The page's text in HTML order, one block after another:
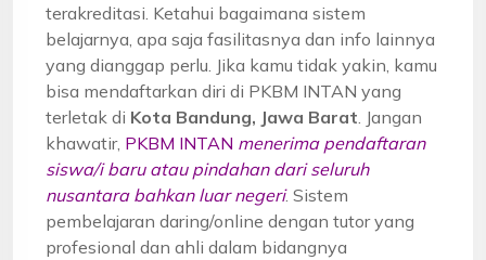
terakreditasi. Ketahui bagaimana sistem
belajarnya, apa saja fasilitasnya dan info lainnya
yang dianggap perlu. Jika kamu tidak yakin, kamu
bisa mendaftarkan diri di PKBM INTAN yang
terletak di Kota Bandung, Jawa Barat . Jangan
khawatir, PKBM INTAN menerima pendaftaran
siswa/i baru atau pindahan dari seluruh
nusantara bahkan luar negeri. Sistem
pembelajaran daring/online dengan tutor yang
profesional dan ahli dalam bidangnya